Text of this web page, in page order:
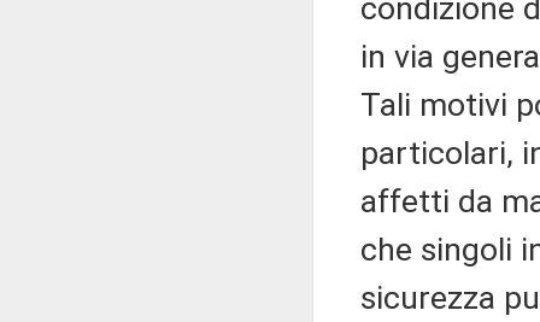
condizione
in via
Tali motivi
particolari,
affetti da
che singoli
sicurezza